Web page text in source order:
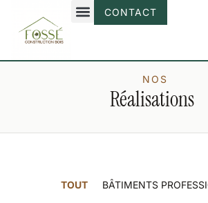
CONTACT
NOS
Réalisations
TOUT BÂTIMENTS